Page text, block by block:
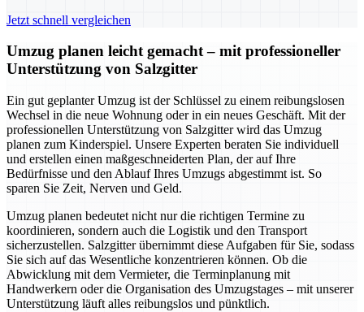
Jetzt schnell vergleichen
Umzug planen leicht gemacht – mit professioneller
Unterstützung von Salzgitter
Ein gut geplanter Umzug ist der Schlüssel zu einem reibungslosen
Wechsel in die neue Wohnung oder in ein neues Geschäft. Mit der
professionellen Unterstützung von Salzgitter wird das Umzug
planen zum Kinderspiel. Unsere Experten beraten Sie individuell
und erstellen einen maßgeschneiderten Plan, der auf Ihre
Bedürfnisse und den Ablauf Ihres Umzugs abgestimmt ist. So
sparen Sie Zeit, Nerven und Geld.
Umzug planen bedeutet nicht nur die richtigen Termine zu
koordinieren, sondern auch die Logistik und den Transport
sicherzustellen. Salzgitter übernimmt diese Aufgaben für Sie, sodass
Sie sich auf das Wesentliche konzentrieren können. Ob die
Abwicklung mit dem Vermieter, die Terminplanung mit
Handwerkern oder die Organisation des Umzugstages – mit unserer
Unterstützung läuft alles reibungslos und pünktlich.